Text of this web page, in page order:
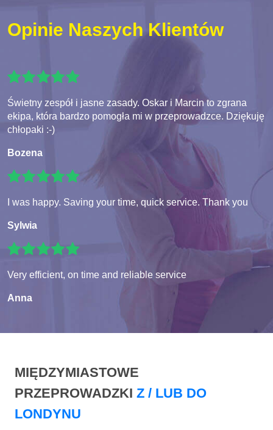
Opinie Naszych Klientów
Świetny zespół i jasne zasady. Oskar i Marcin to zgrana
ekipa, która bardzo pomogła mi w przeprowadzce. Dziękuję
chłopaki :-)
Bozena
I was happy. Saving your time, quick service. Thank you
Sylwia
Very efficient, on time and reliable service
Anna
MIĘDZYMIASTOWE
PRZEPROWADZKI Z / LUB DO
LONDYNU